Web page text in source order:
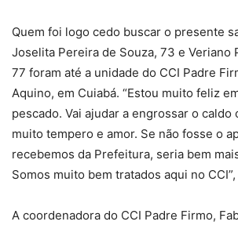
Quem foi logo cedo buscar o presente
Joselita Pereira de Souza, 73 e Veriano
77 foram até a unidade do CCI Padre
Aquino, em Cuiabá. “Estou muito feliz
pescado. Vai ajudar a engrossar o caldo
muito tempero e amor. Se não fosse o
recebemos da Prefeitura, seria bem
Somos muito bem tratados aqui no
A coordenadora do CCI Padre Firmo,